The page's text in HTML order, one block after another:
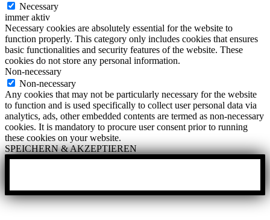
Necessary
immer aktiv
Necessary cookies are absolutely essential for the website to
function properly. This category only includes cookies that ensures
basic functionalities and security features of the website. These
cookies do not store any personal information.
Non-necessary
Non-necessary
Any cookies that may not be particularly necessary for the website
to function and is used specifically to collect user personal data via
analytics, ads, other embedded contents are termed as non-necessary
cookies. It is mandatory to procure user consent prior to running
these cookies on your website.
SPEICHERN & AKZEPTIEREN